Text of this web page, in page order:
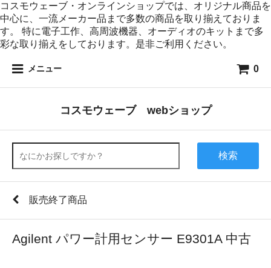
コスモウェーブ・オンラインショップでは、オリジナル商品を
中心に、一流メーカー品まで多数の商品を取り揃えておりま
す。 特に電子工作、高周波機器、オーディオのキットまで多
彩な取り揃えをしております。是非ご利用ください。
メニュー 0
コスモウェーブ webショップ
検索
販売終了商品
Agilent パワー計用センサー E9301A 中古